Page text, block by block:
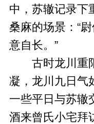
中，苏辙记录下
桑麻的场景：“
意自长。”
古时龙川重阳
凝，龙川九日气
一些平日与苏辙
酒来曾氏小宅拜